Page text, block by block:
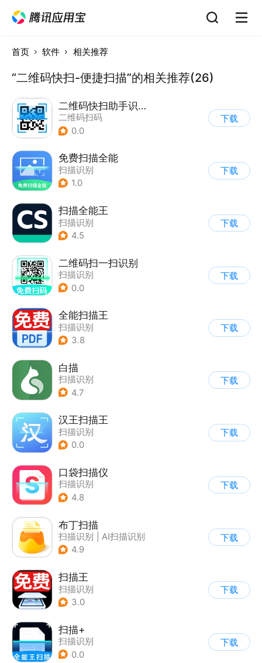
首页 软件 相关推荐
“二维码快扫-便捷扫描”的相关推荐(26)
二维码快扫助手识别扫描
二维码扫码
0.0
下载
免费扫描全能
扫描识别
1.0
下载
扫描全能王
扫描识别
4.5
下载
二维码扫一扫识别
扫描识别
0.0
下载
全能扫描王
扫描识别
3.8
下载
白描
扫描识别
4.7
下载
汉王扫描王
扫描识别
0.0
下载
口袋扫描仪
扫描识别
4.8
下载
布丁扫描
扫描识别
AI扫描识别
4.9
下载
扫描王
扫描识别
3.0
下载
扫描+
扫描识别
0.0
下载